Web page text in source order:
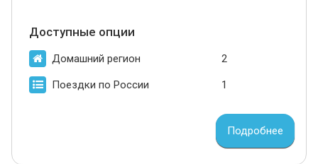
Доступные опции
Домашний регион 2
Поездки по России 1
Подробнее